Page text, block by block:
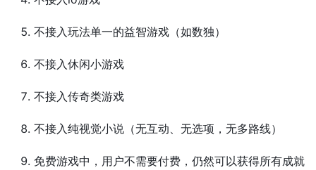
不接入玩法单一的益智游戏（如数独）
不接入休闲小游戏
不接入传奇类游戏
不接入纯视觉小说（无互动、无选项，无多路线）
免费游戏中，用户不需要付费，仍然可以获得所有成就